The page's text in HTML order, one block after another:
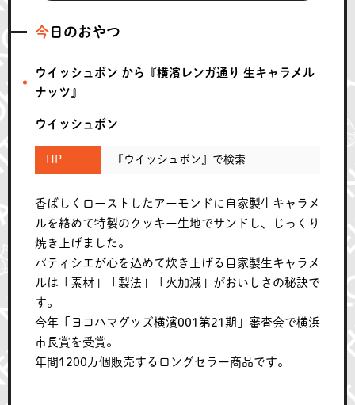
今日のおやつ
ウイッシュボン から『横濱レンガ通り 生キャラメル
ナッツ』
ウイッシュボン
HP 『ウイッシュボン』で検索
香ばしくローストしたアーモンドに自家製生キャラメ
ルを絡めて特製のクッキー生地でサンドし、じっくり
焼き上げました。
パティシエが心を込めて炊き上げる自家製生キャラメ
ルは「素材」「製法」「火加減」がおいしさの秘訣で
す。
今年「ヨコハマグッズ横濱001第21期」審査会で横浜
市長賞を受賞。
年間1200万個販売するロングセラー商品です。